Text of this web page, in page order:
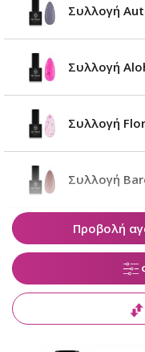
Συλλογή
Συλλογή
Συλλογή
Συλλογή
Προβολή